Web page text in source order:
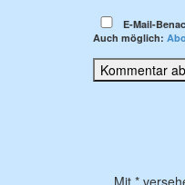
E-Mail-
Auch möglich:
Mit *